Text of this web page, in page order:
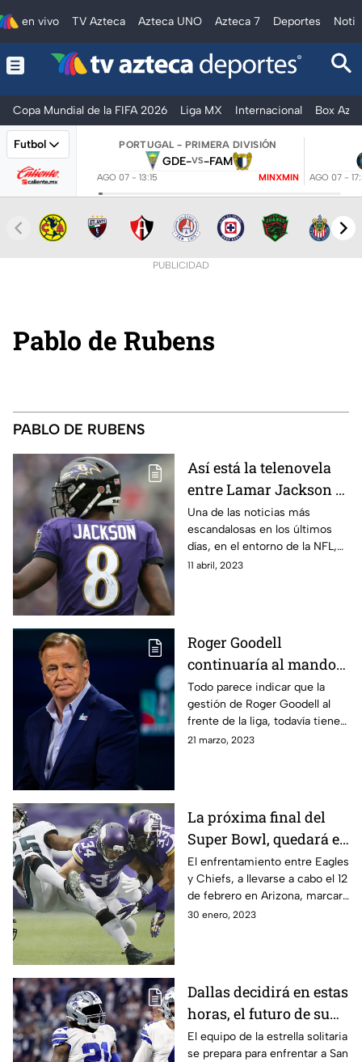
en vivo TV Azteca Azteca UNO Azteca 7 Deportes
Copa Mundial de la FIFA 2026 Liga MX Internacional Box
Futbol PORTUGAL - PRIMERA DIVISIÓN
GDE-VS-FAM
AGO 07 - 13:15 MINXMIN AGO 07 -
PUBLICIDAD
Pablo de Rubens
PABLO DE RUBENS
Así está la telenovela
entre Lamar Jackson y
Baltimore
Una de las noticias más
escandalosas en los últimos
días, en el entorno de la NFL,
ha sido la situación entre
11 abril, 2023
Roger Goodell
continuaría al mando
de la NFL por 3 años
más
Todo parece indicar que la
gestión de Roger Goodell al
frente de la liga, todavía tiene
mucho que contar. La próxima
21 marzo, 2023
La próxima final del
Super Bowl, quedará en
la historia
El enfrentamiento entre Eagles
y Chiefs, a llevarse a cabo el 12
de febrero en Arizona, marcará
varios hitos históricos. A
30 enero, 2023
Dallas decidirá en estas
horas, el futuro de su
pateador
El equipo de la estrella solitaria
se prepara para enfrentar a San